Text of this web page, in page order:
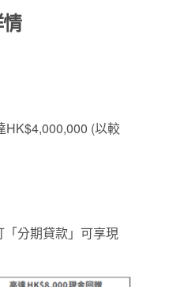
HK$4,000,000 (以較
分期貸款」可享現